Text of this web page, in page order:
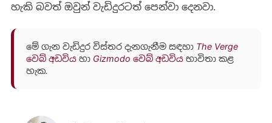
හැකි බවත් ඔවුන් වැඩිදුරටත් පෙන්වා දෙනවා.
මේ ගැන වැඩිදුර විස්තර දැනගැනීම සඳහා The Verge
වෙබ් අඩවියහා Gizmodo වෙබ් අඩවියභාවිතා කළ
හැක.